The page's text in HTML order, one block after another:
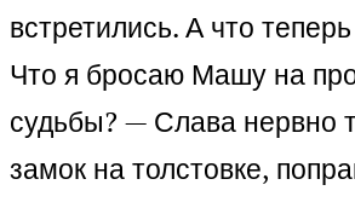
встретились. А что
Что я бросаю Машу на
судьбы? — Слава нервно
замок на толстовке,